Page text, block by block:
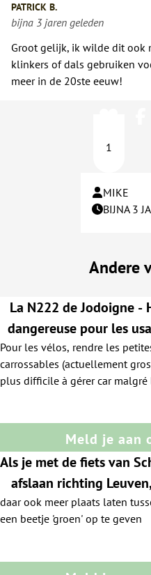
PATRICK B.
bijna 3 jaren geleden
Groot gelijk, ik wilde dit ook
klinkers of dals gebruiken
meer in de 20ste eeuw!
1
MIKE
BIJNA 3
Andere
La N222 de Jodoigne -
dangereuse pour les
aussi pour les
priorités de droite et
Pour les vélos, rendre les
carrossables (actuellement
plus difficile à gérer car
radars, la vitesse est
véhicules sur la route entrave
en heure de pointe... Et cela
en heure de pointe.Meld je aan
Als je met de fiets van
afslaan richting
voor de draai.
vrachtwagen op 70km/u,
daar ook meer plaats laten
een beetje 'groen' op te geven